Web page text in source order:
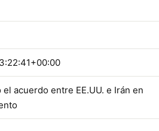
acuerdo entre EE.UU. e Irán en